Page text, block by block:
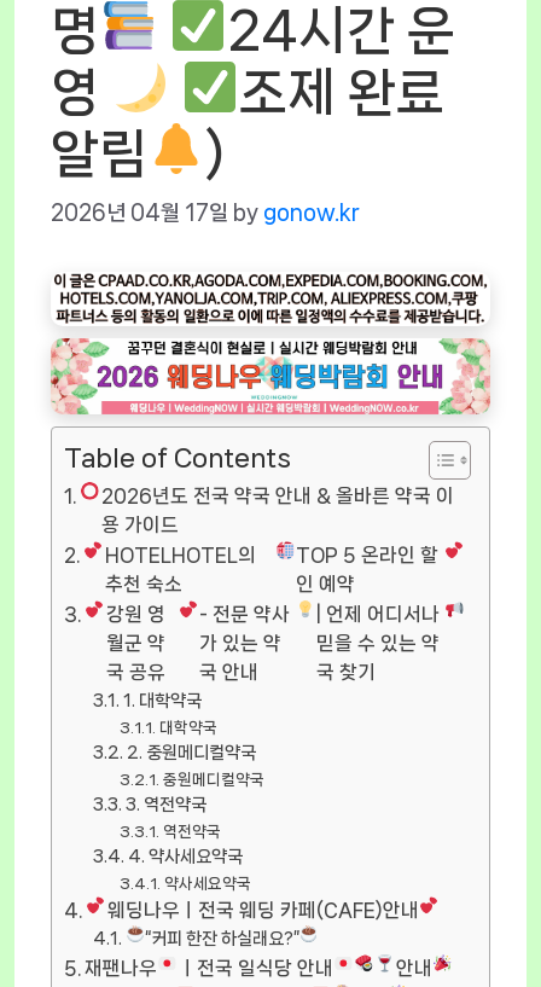
명
24시간 운
영
조제 완료
알림
)
2026년 04월 17일 by gonow.kr
Table of Contents
2026년도 전국 약국 안내 & 올바른 약국 이
용 가이드
HOTELHOTEL의
추천 숙소
TOP 5 온라인 할
인 예약
강원 영
월군 약
국 공유
- 전문 약사
가 있는 약
국 안내
| 언제 어디서나
믿을 수 있는 약
국 찾기
1. 대학약국
대학약국
2. 중원메디컬약국
중원메디컬약국
3. 역전약국
역전약국
4. 약사세요약국
약사세요약국
웨딩나우ㅣ전국 웨딩 카페(CAFE)안내
“커피 한잔 하실래요?”
재팬나우 ㅣ전국 일식당 안내
안내